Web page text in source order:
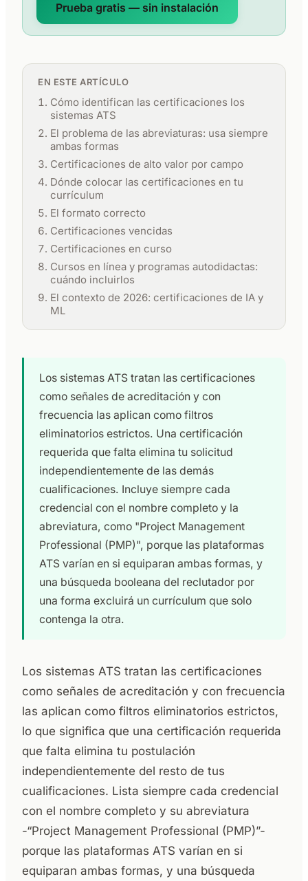
Prueba gratis — sin instalación
EN ESTE ARTÍCULO
Cómo identifican las certificaciones los
sistemas ATS
El problema de las abreviaturas: usa siempre
ambas formas
Certificaciones de alto valor por campo
Dónde colocar las certificaciones en tu
currículum
El formato correcto
Certificaciones vencidas
Certificaciones en curso
Cursos en línea y programas autodidactas:
cuándo incluirlos
El contexto de 2026: certificaciones de IA y
ML
Los sistemas ATS tratan las certificaciones
como señales de acreditación y con
frecuencia las aplican como filtros
eliminatorios estrictos. Una certificación
requerida que falta elimina tu solicitud
independientemente de las demás
cualificaciones. Incluye siempre cada
credencial con el nombre completo y la
abreviatura, como "Project Management
Professional (PMP)", porque las plataformas
ATS varían en si equiparan ambas formas, y
una búsqueda booleana del reclutador por
una forma excluirá un currículum que solo
contenga la otra.
Los sistemas ATS tratan las certificaciones
como señales de acreditación y con frecuencia
las aplican como filtros eliminatorios estrictos,
lo que significa que una certificación requerida
que falta elimina tu postulación
independientemente del resto de tus
cualificaciones. Lista siempre cada credencial
con el nombre completo y su abreviatura
-“Project Management Professional (PMP)”-
porque las plataformas ATS varían en si
equiparan ambas formas, y una búsqueda